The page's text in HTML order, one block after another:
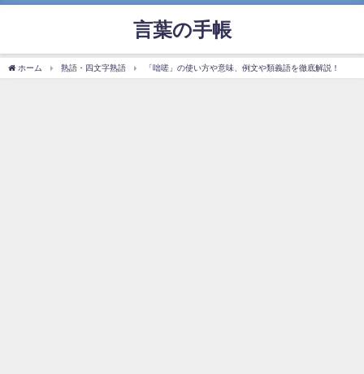
言葉の手帳
ホーム 熟語・四文字熟語 「咄嗟」の使い方や意味、例文や類義語を徹底解説！